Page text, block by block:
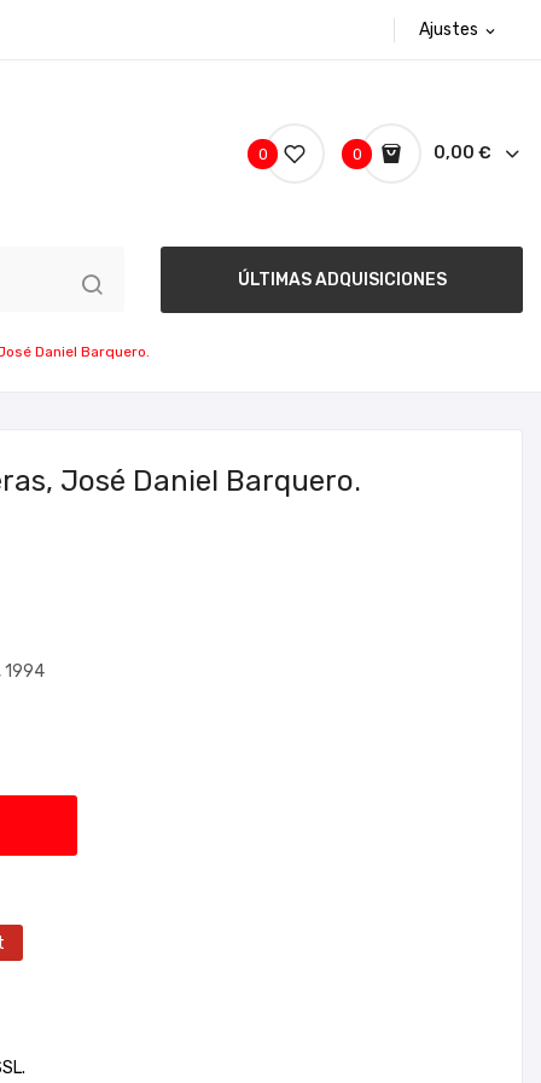
Ajustes expand_more
0 0,00 €
0
ÚLTIMAS ADQUISICIONES
Daniel Barquero.
José Daniel Barquero.
1994